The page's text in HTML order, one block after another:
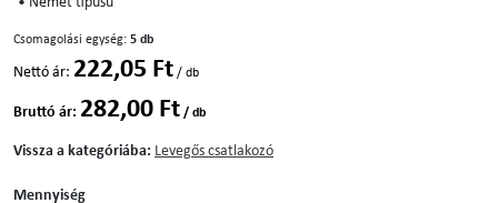
• Német típusú
Csomagolási egység: 5 db
Nettó ár: 222,05 Ft / db
Bruttó ár: 282,00 Ft / db
Vissza a kategóriába: Levegős csatlakozó
Mennyiség